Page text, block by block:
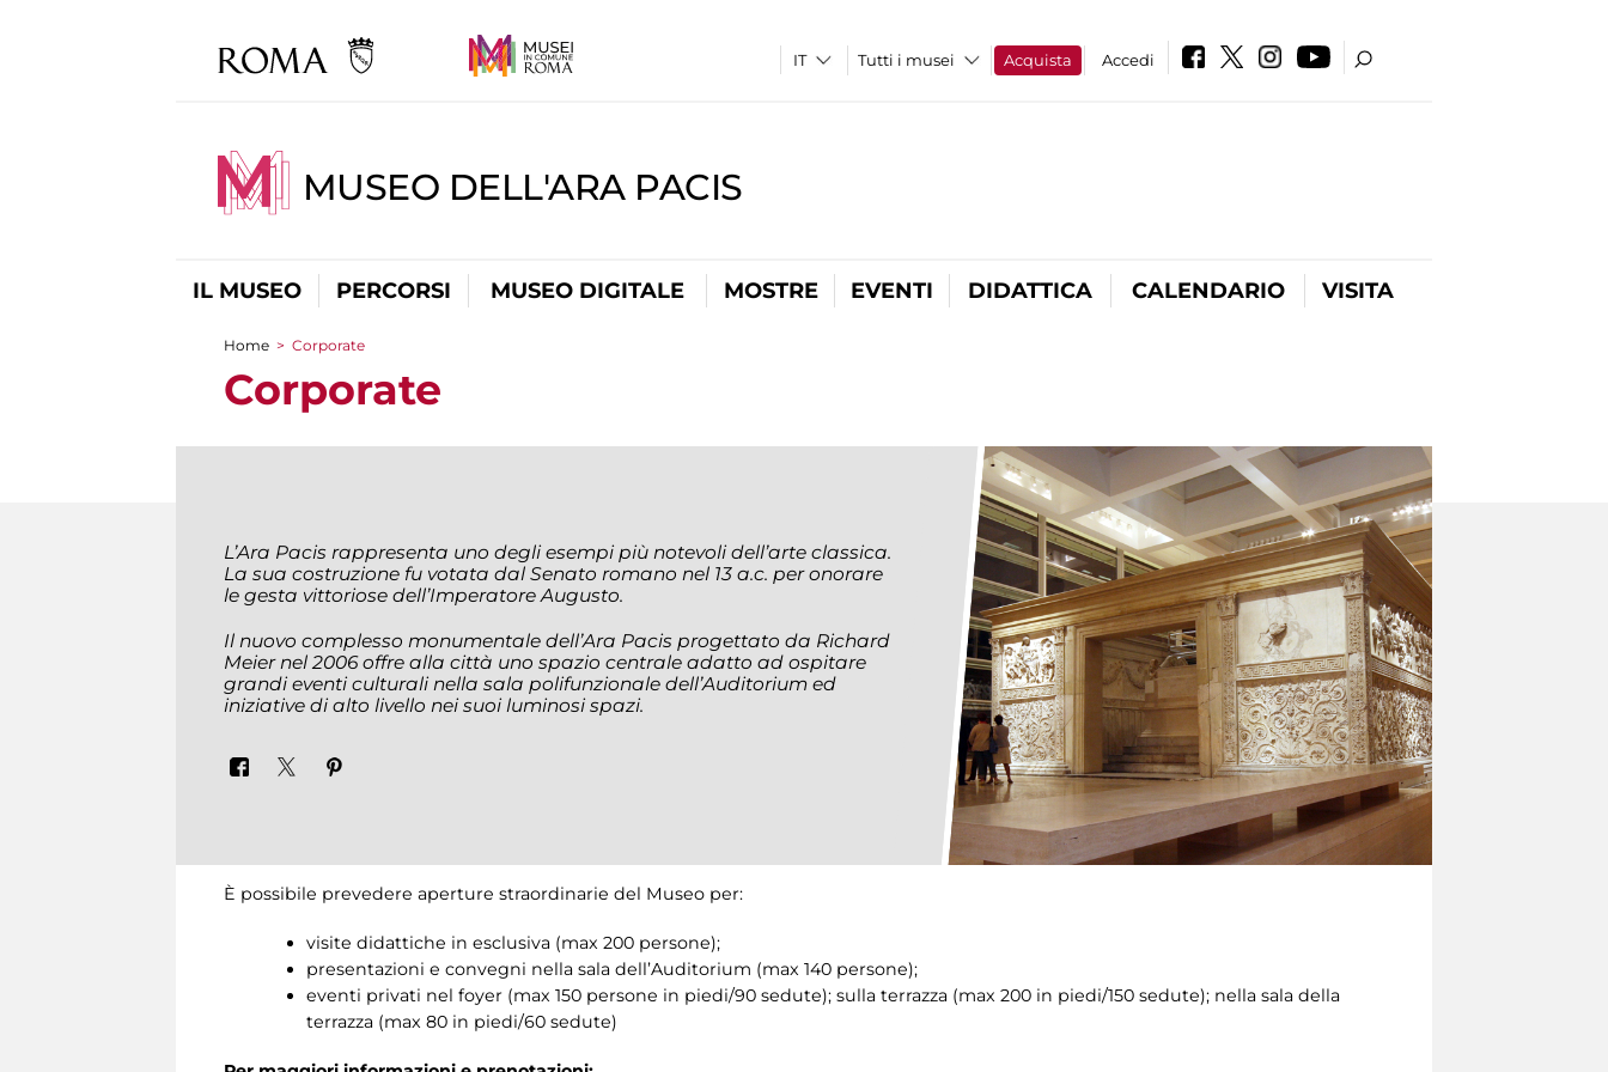
Tutti i musei Acquista Accedi
MUSEO DELL'ARA PACIS
IL MUSEO PERCORSI MUSEO DIGITALE MOSTRE EVENTI DIDATTICA CALENDARIO VISITA
Tu sei qui
Home > Corporate
Corporate
L’Ara Pacis rappresenta uno degli esempi più notevoli dell’arte classica.
La sua costruzione fu votata dal Senato romano nel 13 a.c. per onorare
le gesta vittoriose dell’Imperatore Augusto.
Il nuovo complesso monumentale dell’Ara Pacis progettato da Richard
Meier nel 2006 offre alla città uno spazio centrale adatto ad ospitare
grandi eventi culturali nella sala polifunzionale dell’Auditorium ed
iniziative di alto livello nei suoi luminosi spazi.
È possibile prevedere aperture straordinarie del Museo per:
visite didattiche in esclusiva (max 200 persone);
presentazioni e convegni nella sala dell’Auditorium (max 140 persone);
eventi privati nel foyer (max 150 persone in piedi/90 sedute); sulla terrazza (max 200 in piedi/150 sedute); nella sala della
terrazza (max 80 in piedi/60 sedute)